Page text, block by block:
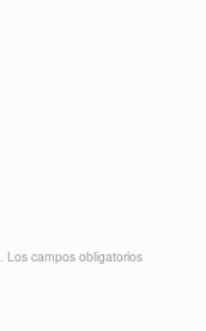
Los campos obligatorios